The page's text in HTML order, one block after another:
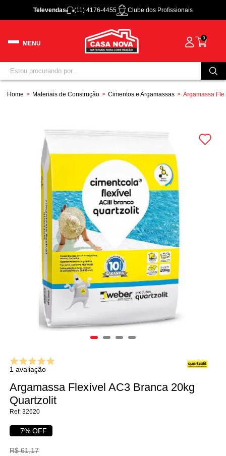
Televendas (11) 4176-4455 Clube dos Profissionais
0
Home Materiais de Construção Cimentos e Argamassas Argamassa
1 avaliação
Argamassa Flexível AC3 Branca 20kg
Quartzolit
32620
7% OFF
R$ 61,17